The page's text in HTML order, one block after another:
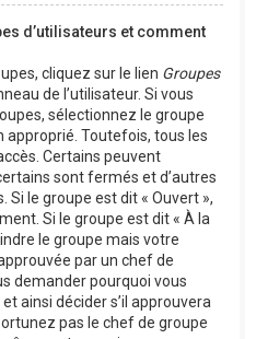
d’utilisateurs et comment
cliquez sur le lien Groupes
de l’utilisateur. Si vous
sélectionnez le groupe
approprié. Toutefois, tous les
Certains peuvent
sont fermés et d’autres
le groupe est dit « Ouvert »,
Si le groupe est dit « À la
le groupe mais votre
par un chef de
demander pourquoi vous
ainsi décider s’il approuvera
pas le chef de groupe